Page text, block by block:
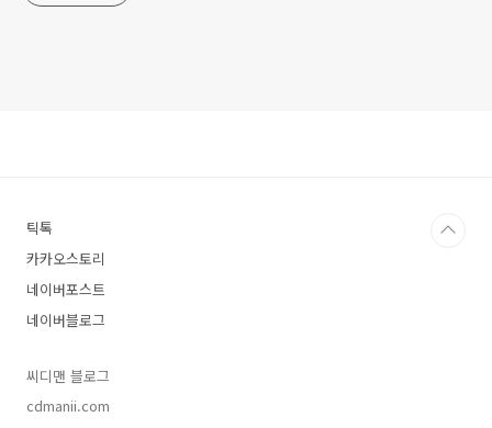
틱톡
카카오스토리
네이버포스트
네이버블로그
씨디맨 블로그
cdmanii.com